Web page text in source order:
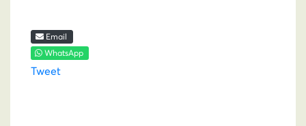
Email
WhatsApp
Tweet